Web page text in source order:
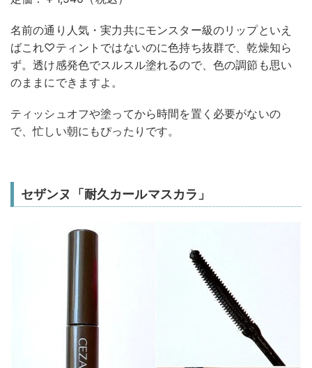
名前の通り人気・実力共にモンスター級のリップといえ
ばこれ♡ティントではないのに色持ち抜群で、乾燥知ら
ず。透け感発色でスルスル塗れるので、色の調節も思い
のままにできますよ。
ティッシュオフや塗ってから時間を置く必要がないの
で、忙しい朝にもぴったりです。
セザンヌ「耐久カールマスカラ」